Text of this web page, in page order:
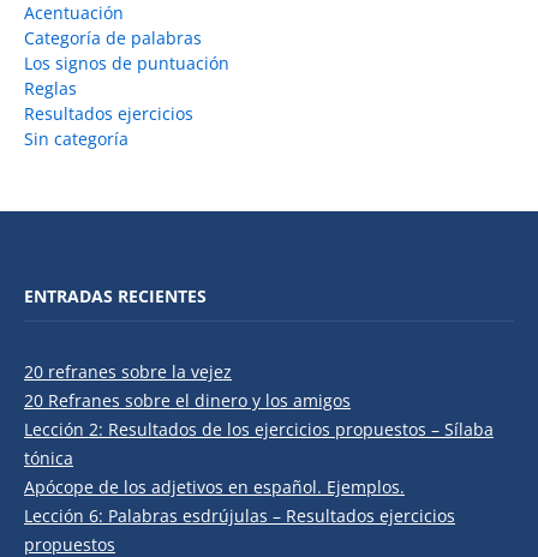
Acentuación
Categoría de palabras
Los signos de puntuación
Reglas
Resultados ejercicios
Sin categoría
ENTRADAS RECIENTES
20 refranes sobre la vejez
20 Refranes sobre el dinero y los amigos
Lección 2: Resultados de los ejercicios propuestos – Sílaba
tónica
Apócope de los adjetivos en español. Ejemplos.
Lección 6: Palabras esdrújulas – Resultados ejercicios
propuestos